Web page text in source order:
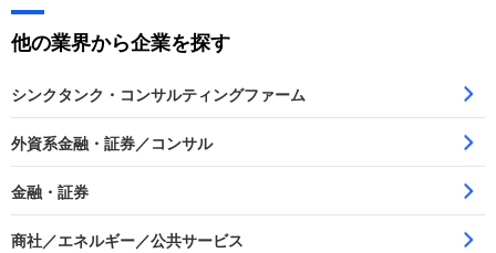
他の業界から企業を探す
シンクタンク・コンサルティングファーム
外資系金融・証券／コンサル
金融・証券
商社／エネルギー／公共サービス